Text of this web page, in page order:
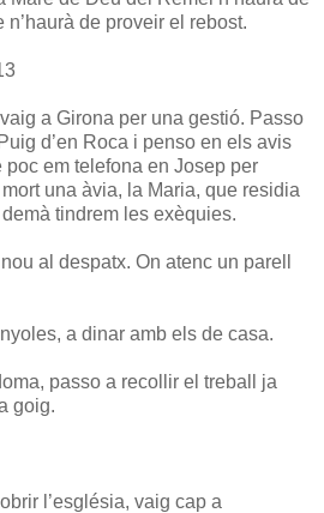
de proveir el rebost.
a Girona per una gestió. Passo
d’en Roca i penso en els avis
em telefona en Josep per
una àvia, la Maria, que residia
tindrem les exèquies.
al despatx. On atenc un parell
a dinar amb els de casa.
passo a recollir el treball ja
goig.
l’església, vaig cap a